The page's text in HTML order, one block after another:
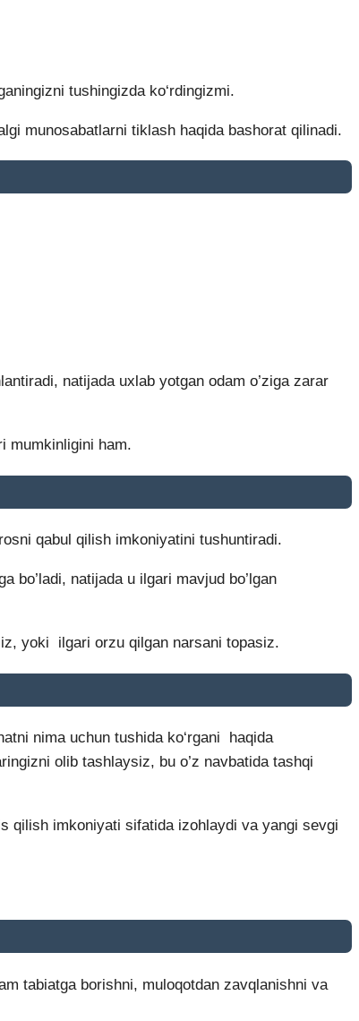
tushingizda ko‘rdingizmi.
munosabatlarni tiklash haqida bashorat qilinadi.
natijada uxlab yotgan odam o’ziga zarar
mumkinligini ham.
qabul qilish imkoniyatini tushuntiradi.
bo’ladi, natijada u ilgari mavjud bo’lgan
yoki ilgari orzu qilgan narsani topasiz.
nima uchun tushida ko‘rgani haqida
olib tashlaysiz, bu o’z navbatida tashqi
qilish imkoniyati sifatida izohlaydi va yangi sevgi
tabiatga borishni, muloqotdan zavqlanishni va